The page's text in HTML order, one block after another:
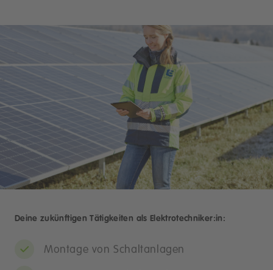
Deine zukünftigen Tätigkeiten als Elektrotechniker:in:
Montage von Schaltanlagen